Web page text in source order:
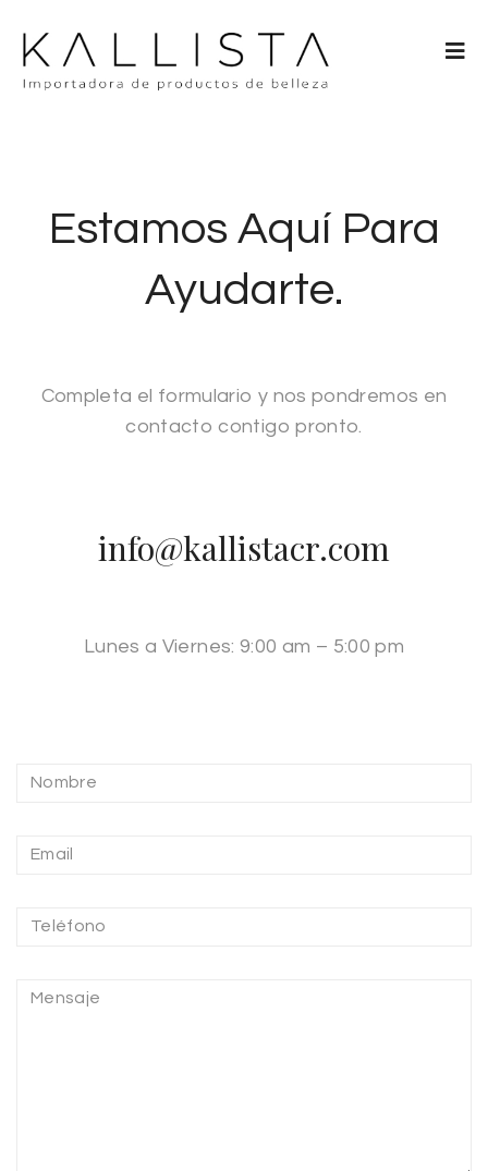
Estamos Aquí Para
Ayudarte.
Completa el formulario y nos pondremos en
contacto contigo pronto.
info@kallistacr.com
Lunes a Viernes: 9:00 am – 5:00 pm